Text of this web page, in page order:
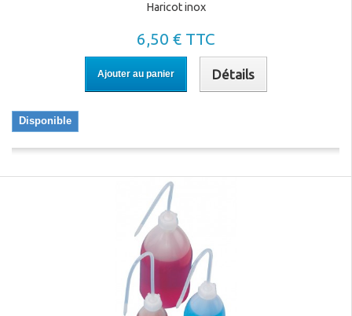
Haricot inox
6,50 € TTC
Ajouter au panier Détails
Disponible